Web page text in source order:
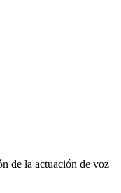
de la actuación de voz